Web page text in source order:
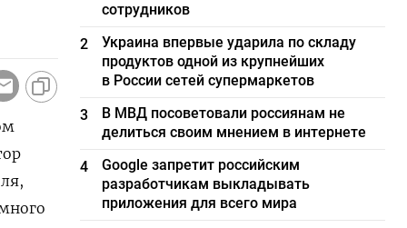
сотрудников
2
Украина впервые ударила по складу
продуктов одной из крупнейших
в России сетей супермаркетов
3
В МВД посоветовали россиянам не
делиться своим мнением в интернете
4
Google запретит российским
разработчикам выкладывать
приложения для всего мира